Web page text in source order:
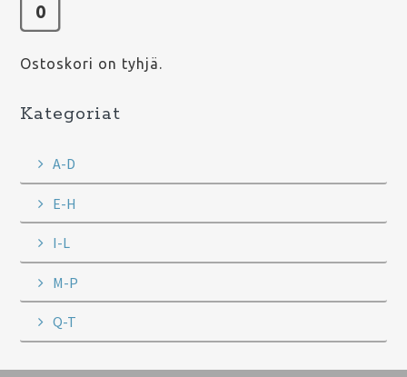
0
Ostoskori on tyhjä.
Kategoriat
A-D
E-H
I-L
M-P
Q-T